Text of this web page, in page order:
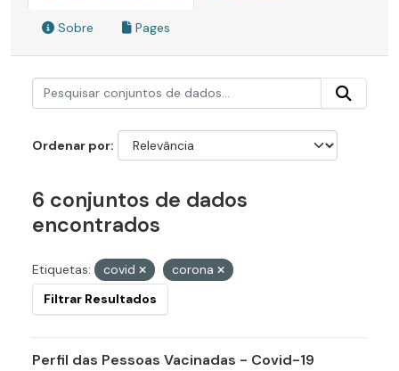
Sobre Pages
Ordenar por
6 conjuntos de dados
encontrados
Etiquetas: covid
corona
Filtrar Resultados
Perfil das Pessoas Vacinadas - Covid-19